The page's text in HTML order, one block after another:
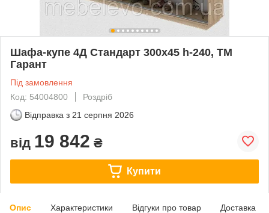
Шафа-купе 4Д Стандарт 300х45 h-240, ТМ
Гарант
Під замовлення
Код: 54004800
Роздріб
Відправка з 21 серпня 2026
від 19 842 ₴
Купити
Опис Характеристики Відгуки про товар Доставка